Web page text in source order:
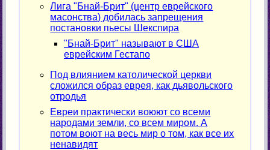
Лига "Бнай-Брит" (центр еврейского
масонства) добилась запрещения
постановки пьесы Шекспира
"Бнай-Брит" называют в США
еврейским Гестапо
Под влиянием католической церкви
сложился образ еврея, как дьявольского
отродья
Евреи практически воюют со всеми
народами земли, со всем миром. А
потом воют на весь мир о том, как все их
ненавидят